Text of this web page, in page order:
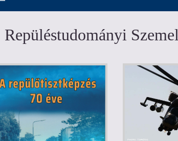
Repüléstudományi